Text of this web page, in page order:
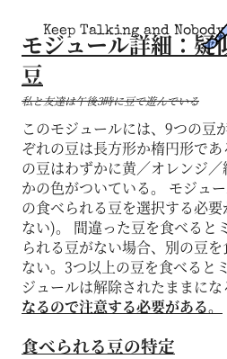
Keep Talking and
モジュール詳細：疑
豆
私と友達は午後3時に豆で遊んでいる
このモジュールには、9つの豆
ぞれの豆は長方形か楕円形で
の豆はわずかに黄／オレンジ
かの色がついている。 モジュ
の食べられる豆を選択する必
ない)。 間違った豆を食べると
られる豆がない場合、別の豆
ない。3つ以上の豆を食べると
ジュールは解除されたままにな
なるので注意する必要がある。
食べられる豆の特定